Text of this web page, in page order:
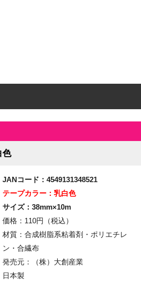
色
JANコード：4549131348521
テープカラー：乳白色
サイズ：38mm×10m
価格：110円（税込）
材質：合成樹脂系粘着剤・ポリエチレ
ン・合繊布
発売元：（株）大創産業
日本製